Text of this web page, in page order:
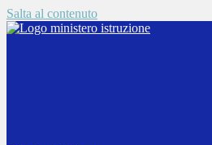
Salta al contenuto